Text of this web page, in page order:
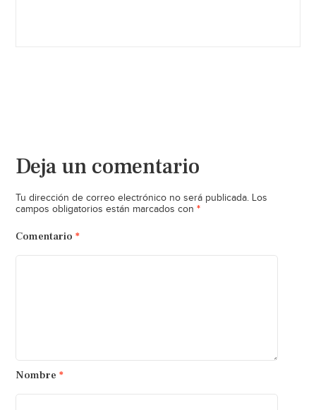
Deja un comentario
Tu dirección de correo electrónico no será publicada. Los
campos obligatorios están marcados con *
Comentario *
Nombre *